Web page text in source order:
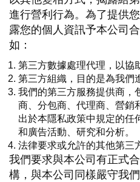
進行營利行為。為了提供
露您的個人資訊予本公司
如：
第三方數據處理代理，以協
第三方組織，目的是為我們
我們的第三方服務提供商，
商、分包商、代理商、營銷
出於本隱私政策中規定的任
和廣告活動、研究和分析。
法律要求或允許的其他第三
我們要求與本公司有正式
構，與本公司同樣嚴守我們